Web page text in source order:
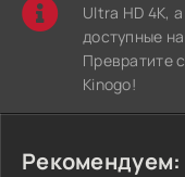
Ultra HD 4K,
доступные
Превратите
Kinogo!
Рекомендуем: